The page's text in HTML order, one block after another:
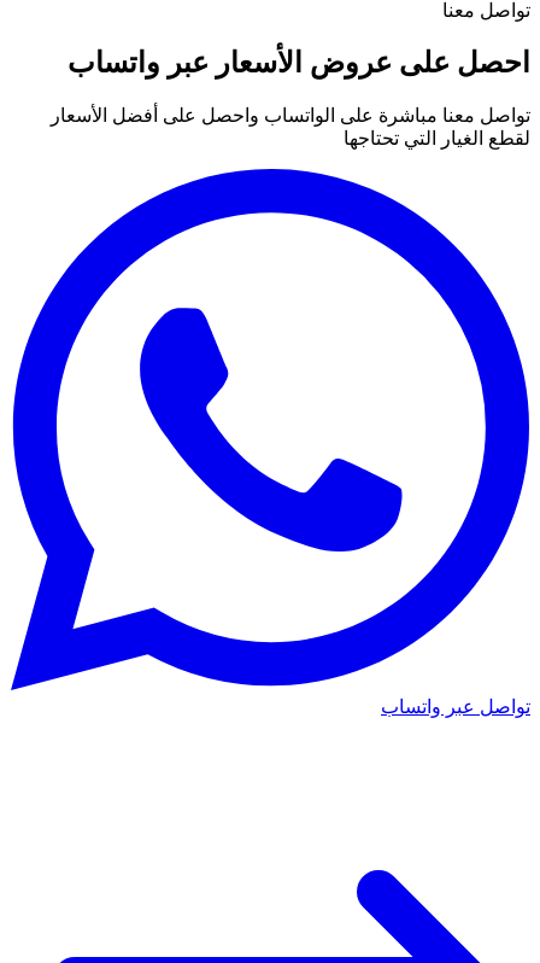
تواصل معنا
احصل على عروض الأسعار عبر واتساب
تواصل معنا مباشرة على الواتساب واحصل على أفضل الأسعار
لقطع الغيار التي تحتاجها
تواصل عبر واتساب